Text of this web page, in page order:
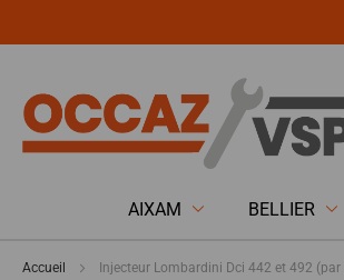
AIXAM BELLIER
Accueil Injecteur Lombardini Dci 442 et 492 (par